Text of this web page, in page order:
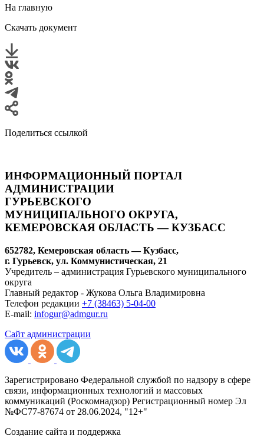
На главную
Скачать документ
Поделиться ссылкой
ИНФОРМАЦИОННЫЙ ПОРТАЛ
АДМИНИСТРАЦИИ
ГУРЬЕВСКОГО
МУНИЦИПАЛЬНОГО ОКРУГА,
КЕМЕРОВСКАЯ ОБЛАСТЬ — КУЗБАСС
652782, Кемеровская область — Кузбасс,
г. Гурьевск, ул. Коммунистическая, 21
Учредитель – администрация Гурьевского муниципального
округа
Главный редактор - Жукова Ольга Владимировна
Телефон редакции +7 (38463) 5-04-00
E-mail: infogur@admgur.ru
Сайт администрации
Зарегистрировано Федеральной службой по надзору в сфере
связи, информационных технологий и массовых
коммуникаций (Роскомнадзор) Регистрационный номер Эл
№ФС77-87674 от 28.06.2024, "12+"
Создание сайта и поддержка